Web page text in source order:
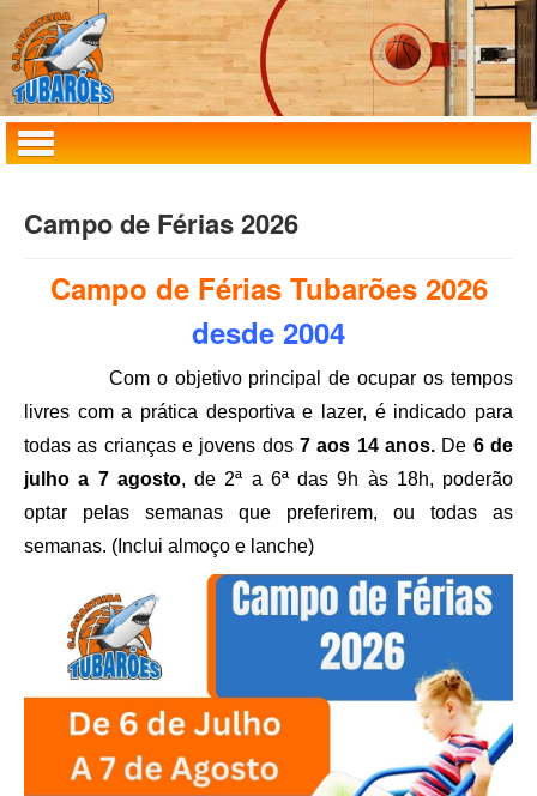
Masculinos
Agenda
Loja Virtual
Inscrições
Campo de Férias 2026
Campo de Férias Tubarões 2026
desde 2004
Com o objetivo principal de ocupar os tempos
livres com a prática desportiva e lazer, é indicado para
todas as crianças e jovens dos7 aos 14 anos. De 6 de
julho a 7 agosto, de 2ª a 6ª das 9h às 18h, poderão
optar pelas semanas que preferirem, ou todas as
semanas. (Inclui almoço e lanche)